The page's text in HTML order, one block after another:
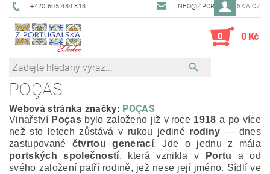
+420 605 484 818 INFO@ZPORTUGALSKA.CZ
0 0 Kč
POÇAS
Webová stránka značky: POÇAS
Vinařství Poçasbylo založeno již v roce 1918 a po více
než sto letech zůstává v rukou jediné rodiny — dnes
zastupované čtvrtou generací.Jde o jednu z mála
portských společností, která vznikla v Portu a od
svého založení patří rodině, jež nese její jméno. Sídlí ve